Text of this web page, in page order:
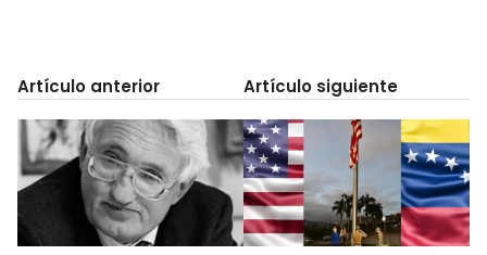
Artículo anterior Artículo siguiente